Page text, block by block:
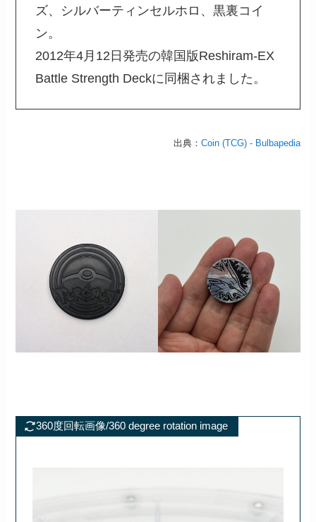
ズ、シルバーティンセルホロ、黒裏コイ
ン。
2012年4月12日発売の韓国版Reshiram-EX
Battle Strength Deckに同梱されました。
出典： Coin (TCG) - Bulbapedia
360度回転画像/360 degree rotation image